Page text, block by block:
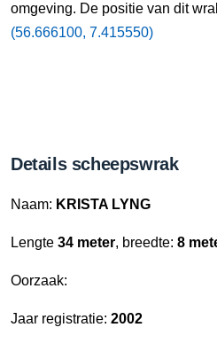
omgeving. De positie van dit
(56.666100, 7.415550)
Details scheepswrak
Naam: KRISTA LYNG
Lengte 34 meter, breedte: 8
Oorzaak:
Jaar registratie: 2002